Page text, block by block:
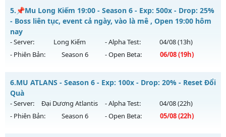
Kiểu reset: Non Reset
Thể loại: Mu Nguyên bản Webzen
Antihack: Xshiel
Drop Cao Boss Nhiều - Cày Cuốc Thả Ga Drop Cao
Mu mới ra tháng 08 2026 - Mở máy chủLONG VƯƠNGvào
13h ngày 06/08/2626
Exp: 1000x - Drop: 20%
Antihack: GameGuard
5. 📌Mu Long Kiếm 19:00 - Season 6 - Exp: 500x - Drop: 25%
- Boss liên tục, event cả ngày, vào là mê , Open 19:00 hôm
nay
- Server: Long Kiếm - Alpha Test: 04/08(13h)
- Phiên Bản:
Season 6 - Open Beta: 06/08(19h)
📌Mu Long Kiếm 19:00 - Boss liên tục, event cả ngày, vào là
mê , Open 19:00 hôm nay
Mu mới ra tháng 08 2026 - Mở máy chủ
Long Kiếmvào 19h
ngày 06/08/2626
6.MU ATLANS - Season 6 - Exp: 100x - Drop: 20% - Reset Đổi
Quà
- Server: Đại Dương Atlantis - Alpha Test: 04/08(22h)
- Phiên Bản:
Season 6 - Open Beta: 05/08(22h)